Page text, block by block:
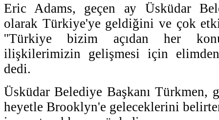
Eric Adams, geçen ay Üsküdar
olarak Türkiye'ye geldiğini ve çok
''Türkiye bizim açıdan her
ilişkilerimizin gelişmesi için elimden
dedi.
Üsküdar Belediye Başkanı Türkmen,
heyetle Brooklyn'e geleceklerini